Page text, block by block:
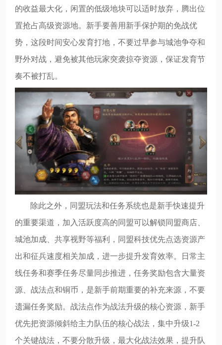
的收益最大化，闲置的低级地块可以适时放弃，腾出位
置抢占高级资源地。新手要善用新手保护期的免战优
势，这段时间安心发育打地，不要过早参与城池争夺和
野外对战，避免被其他玩家突袭掠夺资源，保证发育节
奏不被打乱。
除此之外，同盟玩法和任务系统也是新手快速提升
的重要渠道，加入活跃度高的同盟可以解锁同盟商店、
城池加成、共享视野等福利，同盟科技优先点选资源产
出和征兵速度相关加成，进一步提升发育效率。日常主
线任务和赛季任务尽量同步推进，任务奖励包含大量资
源、战法点和铜币，是新手前期重要的补充来源，不要
遗漏任务奖励。战法点作为战法升级的核心资源，新手
优先把资源倾斜给主力队伍的核心战法，集中升级1-2
个关键战法，不要分散升级，最大化战法效果，提升队